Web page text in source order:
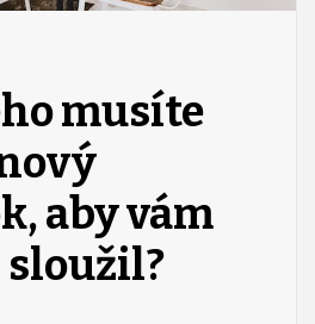
musíte
aby vám